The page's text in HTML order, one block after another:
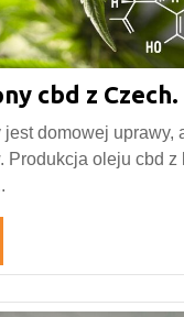
cbd z Czech.
domowej uprawy,
Produkcja oleju cbd z